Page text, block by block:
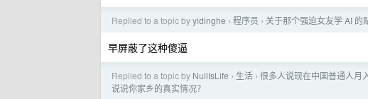
Replied to a topic byyidinghe › 程序员 › 关于那个强迫女友学 AI 的
早屏蔽了这种傻逼
Replied to a topic by NullIsLife › 生活 › 很多人说现在中国普通人月
说说你家乡的真实情况？